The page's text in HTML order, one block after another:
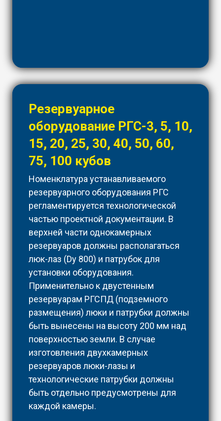
Резервуарное
оборудование РГС-3, 5, 10,
15, 20, 25, 30, 40, 50, 60,
75, 100 кубов
Номенклатура устанавливаемого
резервуарного оборудования РГС
регламентируется технологической
частью проектной документации. В
верхней части однокамерных
резервуаров должны располагаться
люк-лаз (Dy 800) и патрубок для
установки оборудования.
Применительно к двустенным
резервуарам РГСПД (подземного
размещения) люки и патрубки должны
быть вынесены на высоту 200 мм над
поверхностью земли. В случае
изготовления двухкамерных
резервуаров люки-лазы и
технологические патрубки должны
быть отдельно предусмотрены для
каждой камеры.